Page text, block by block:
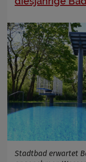
Stadtbad erwartet